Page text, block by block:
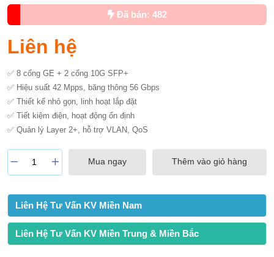
Đã bán: 482
Liên hệ
✅ 8 cổng GE + 2 cổng 10G SFP+
✅ Hiệu suất 42 Mpps, băng thông 56 Gbps
✅ Thiết kế nhỏ gọn, linh hoạt lắp đặt
✅ Tiết kiệm điện, hoạt động ổn định
✅ Quản lý Layer 2+, hỗ trợ VLAN, QoS
Mua ngay Thêm vào giỏ hàng
Liên Hệ Tư Vấn KV Miền Nam
Liên Hệ Tư Vấn KV Miền Trung & Miền Bắc